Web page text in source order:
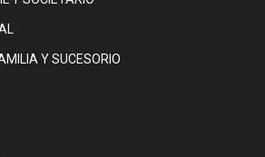
Y SUCESORIO